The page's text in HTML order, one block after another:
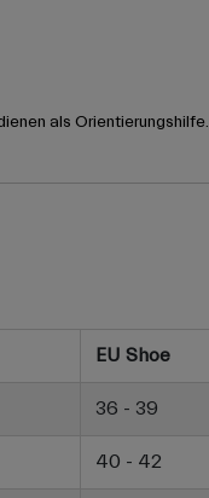
als
EU Shoe
36 - 39
40 - 42